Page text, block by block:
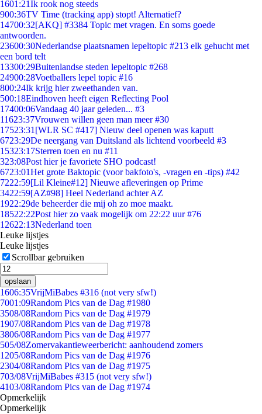
1601:21Ik rook nog steeds
900:36TV Time (tracking app) stopt! Alternatief?
14700:32[AKQ] #3384 Topic met vragen. En soms goede
antwoorden.
23600:30Nederlandse plaatsnamen lepeltopic #213 elk gehucht met
een bord telt
13300:29Buitenlandse steden lepeltopic #268
24900:28Voetballers lepel topic #16
800:24Ik krijg hier zweethanden van.
500:18Eindhoven heeft eigen Reflecting Pool
17400:06Vandaag 40 jaar geleden... #3
11623:37Vrouwen willen geen man meer #30
17523:31 [WLR SC #417] Nieuw deel openen was kaputt
6723:29De neergang van Duitsland als lichtend voorbeeld #3
15323:17Sterren toen en nu #11
323:08Post hier je favoriete SHO podcast!
6723:01Het grote Baktopic (voor bakfoto's, -vragen en -tips) #42
7222:59[Lil Kleine#12] Nieuwe afleveringen op Prime
3422:59[AZ#98] Heel Nederland achter AZ
1922:29de beheerder die mij oh zo moe maakt.
18522:22Post hier zo vaak mogelijk om 22:22 uur #76
12622:13Nederland toen
Leuke lijstjes
Leuke lijstjes
Scrollbar gebruiken
opslaan
1606:35VrijMiBabes #316 (not very sfw!)
7001:09Random Pics van de Dag #1980
3508/08Random Pics van de Dag #1979
1907/08Random Pics van de Dag #1978
3806/08Random Pics van de Dag #1977
505/08Zomervakantieweerbericht: aanhoudend zomers
1205/08Random Pics van de Dag #1976
2304/08Random Pics van de Dag #1975
703/08VrijMiBabes #315 (not very sfw!)
4103/08Random Pics van de Dag #1974
Opmerkelijk
Opmerkelijk